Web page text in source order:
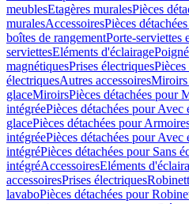
meublesEtagères muralesPièces
muralesAccessoiresPièces
boîtes de rangementPorte-serviettes
serviettesEléments d'éclairage
magnétiquesPrises électriques
électriquesAutres accessoiresMiroirs
glaceMiroirsPièces détachées pour
intégréePièces détachées pour Avec
glacePièces détachées pour
intégréePièces détachées pour Avec
intégréPièces détachées pour Sans
intégréAccessoiresEléments
accessoiresPrises électriques
lavaboPièces détachées pour